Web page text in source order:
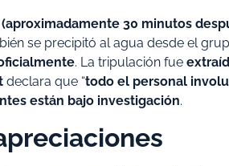
30 minutos
se precipitó al agua desde el
. La tripulación fue
declara que “todo el personal
están bajo investigación.